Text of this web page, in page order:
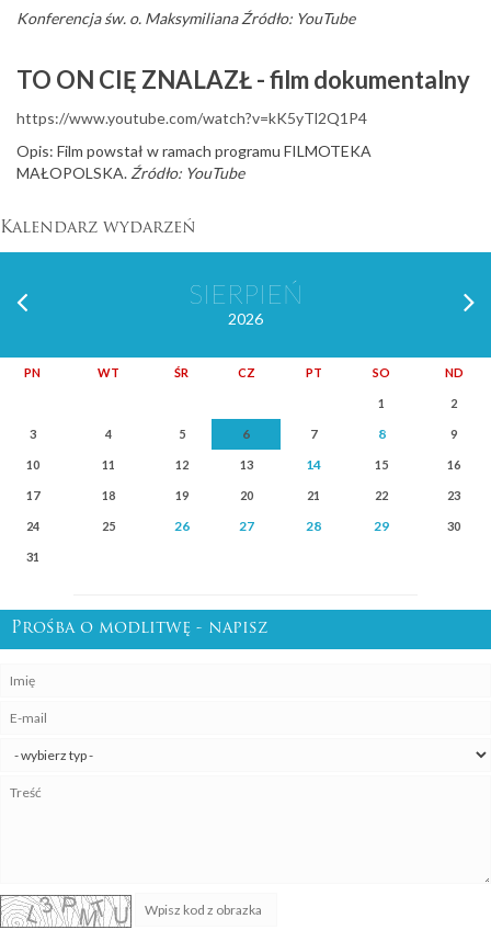
Konferencja św. o. Maksymiliana Źródło: YouTube
TO ON CIĘ ZNALAZŁ - film dokumentalny
https://www.youtube.com/watch?v=kK5yTl2Q1P4
Opis: Film powstał w ramach programu FILMOTEKA
MAŁOPOLSKA. Źródło: YouTube
Kalendarz wydarzeń
SIERPIEŃ
2026
PN WT ŚR CZ PT SO ND
1 2
3 4 5 6 7 8 9
10 11 12 13 14 15 16
17 18 19 20 21 22 23
24 25 26 27 28 29 30
31
Prośba o modlitwę - napisz